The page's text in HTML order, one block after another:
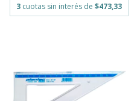
3 cuotas sin interés de $473,33